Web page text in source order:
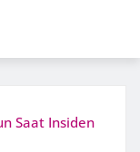
Saat Insiden